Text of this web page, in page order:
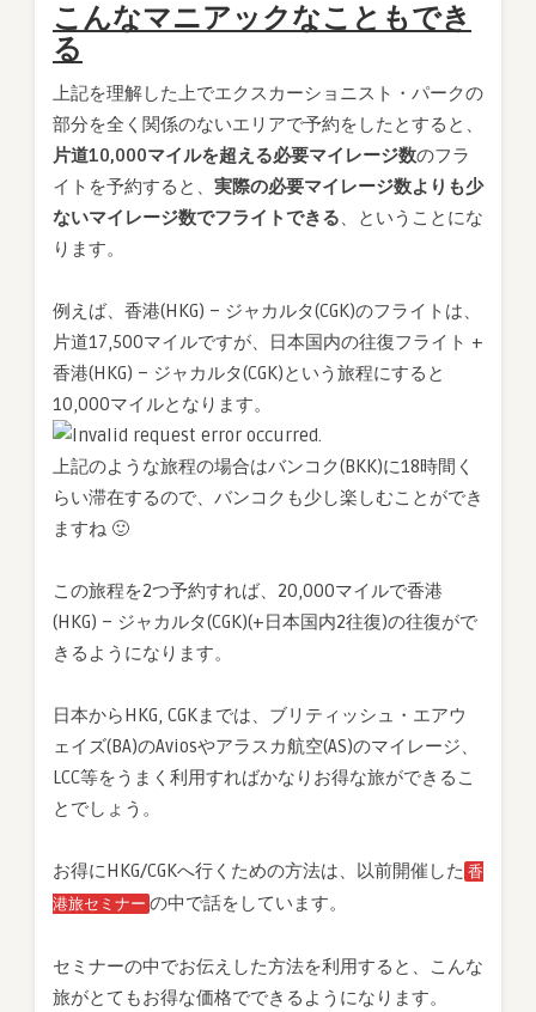
こんなマニアックなこともでき
る
上記を理解した上でエクスカーショニスト・パークの
部分を全く関係のないエリアで予約をしたとすると、
片道10,000マイルを超える必要マイレージ数のフラ
イトを予約すると、 実際の必要マイレージ数よりも少
ないマイレージ数でフライトできる、ということにな
ります。
例えば、香港(HKG) – ジャカルタ(CGK)のフライトは、
片道17,500マイルですが、日本国内の往復フライト +
香港(HKG) – ジャカルタ(CGK)という旅程にすると
10,000マイルとなります。
上記のような旅程の場合はバンコク(BKK)に18時間く
らい滞在するので、バンコクも少し楽しむことができ
ますね 🙂
この旅程を2つ予約すれば、20,000マイルで香港
(HKG) – ジャカルタ(CGK)(+日本国内2往復)の往復がで
きるようになります。
日本からHKG, CGKまでは、ブリティッシュ・エアウ
ェイズ(BA)のAviosやアラスカ航空(AS)のマイレージ、
LCC等をうまく利用すればかなりお得な旅ができるこ
とでしょう。
お得にHKG/CGKへ行くための方法は、以前開催した 香
港旅セミナー の中で話をしています。
セミナーの中でお伝えした方法を利用すると、こんな
旅がとてもお得な価格でできるようになります。